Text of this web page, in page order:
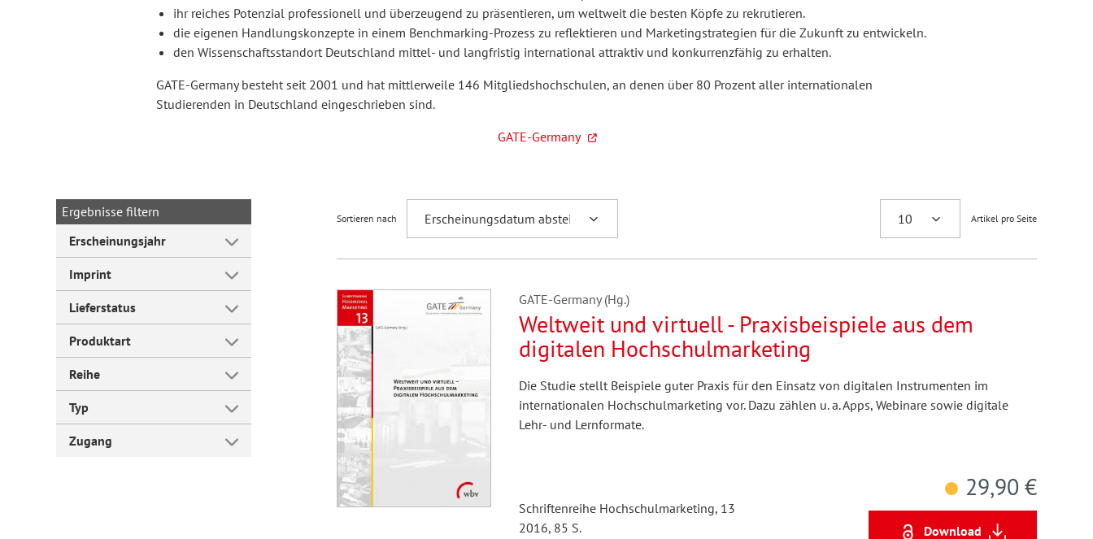
Zeitschrift für
Fremdsprachenforschung
ihr reiches Potenzial professionell und überzeugend zu präsentieren, um weltweit die besten Köpfe zu rekrutieren.
die eigenen Handlungskonzepte in einem Benchmarking-Prozess zu reflektieren und Marketingstrategien für die Zukunft zu entwickeln.
den Wissenschaftsstandort Deutschland mittel- und langfristig international attraktiv und konkurrenzfähig zu erhalten.
GATE-Germany besteht seit 2001 und hat mittlerweile 146 Mitgliedshochschulen, an denen über 80 Prozent aller internationalen
Studierenden in Deutschland eingeschrieben sind.
GATE-Germany
Ergebnisse filtern
Erscheinungsjahr
Imprint
Lieferstatus
Produktart
Reihe
Typ
Zugang
Sortieren nach Artikel pro Seite
GATE-Germany (Hg.)
Weltweit und virtuell - Praxisbeispiele aus dem
digitalen Hochschulmarketing
Die Studie stellt Beispiele guter Praxis für den Einsatz von digitalen Instrumenten im
internationalen Hochschulmarketing vor. Dazu zählen u. a. Apps, Webinare sowie digitale
Lehr- und Lernformate.
Schriftenreihe Hochschulmarketing, 13
2016, 85 S.
29,90 €
Download